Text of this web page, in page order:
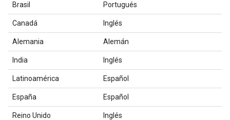
Brasil Portugués
Canadá Inglés
Alemania Alemán
India Inglés
Latinoamérica Español
España Español
Reino Unido Inglés